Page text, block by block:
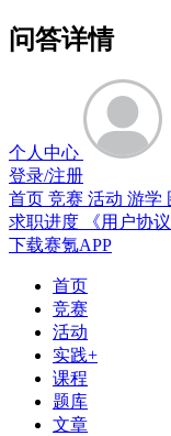
问答详情
个人中心
登录/注册
首页 竞赛 活动 游学
求职进度
《用户协
下载赛氪APP
首页
竞赛
活动
实践+
课程
题库
文章